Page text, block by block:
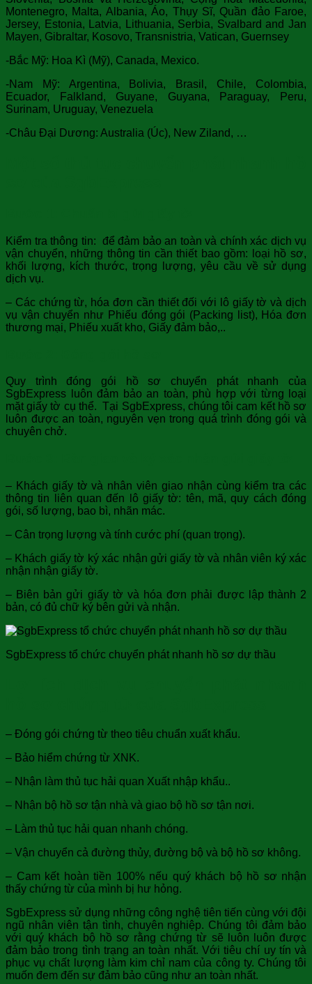
Montenegro, Malta, Albania, Áo, Thụy Sĩ, Quần đảo Faroe,
Jersey, Estonia, Latvia, Lithuania, Serbia, Svalbard and Jan
Mayen, Gibraltar, Kosovo, Transnistria, Vatican, Guernsey
-Bắc Mỹ: Hoa Kì (Mỹ), Canada, Mexico.
-Nam Mỹ: Argentina, Bolivia, Brasil, Chile, Colombia,
Ecuador, Falkland, Guyane, Guyana, Paraguay, Peru,
Surinam, Uruguay, Venezuela
-Châu Đại Dương: Australia (Úc), New Ziland, …
Kiểm tra thông tin: để đảm bảo an toàn và chính xác dịch vụ
vận chuyển, những thông tin cần thiết bao gồm: loại hồ sơ,
khối lượng, kích thước, trọng lượng, yêu cầu về sử dụng
dịch vụ.
– Các chứng từ, hóa đơn cần thiết đối với lô giấy tờ và dịch
vụ vận chuyển như Phiếu đóng gói (Packing list), Hóa đơn
thương mại, Phiếu xuất kho, Giấy đảm bảo,..
Quy trình đóng gói hồ sơ chuyển phát nhanh của
SgbExpress luôn đảm bảo an toàn, phù hợp với từng loại
mặt giấy tờ cụ thể. Tại SgbExpress, chúng tôi cam kết hồ sơ
luôn được an toàn, nguyên vẹn trong quá trình đóng gói và
chuyên chở.
– Khách giấy tờ và nhân viên giao nhận cùng kiểm tra các
thông tin liên quan đến lô giấy tờ: tên, mã, quy cách đóng
gói, số lượng, bao bì, nhãn mác.
– Cân trọng lượng và tính cước phí (quan trọng).
– Khách giấy tờ ký xác nhận gửi giấy tờ và nhân viên ký xác
nhận nhận giấy tờ.
– Biên bản gửi giấy tờ và hóa đơn phải được lập thành 2
bản, có đủ chữ ký bên gửi và nhận.
SgbExpress tổ chức chuyển phát nhanh hồ sơ dự thầu
– Đóng gói chứng từ theo tiêu chuẩn xuất khẩu.
– Bảo hiểm chứng từ XNK.
– Nhận làm thủ tục hải quan Xuất nhập khẩu..
– Nhận bộ hồ sơ tận nhà và giao bộ hồ sơ tận nơi.
– Làm thủ tục hải quan nhanh chóng.
– Vận chuyển cả đường thủy, đường bộ và bộ hồ sơ không.
– Cam kết hoàn tiền 100% nếu quý khách bộ hồ sơ nhận
thấy chứng từ của mình bị hư hỏng.
SgbExpress sử dụng những công nghệ tiên tiến cùng với đội
ngũ nhân viên tận tình, chuyên nghiệp. Chúng tôi đảm bảo
với quý khách bộ hồ sơ rằng chứng từ sẽ luôn luôn được
đảm bảo trong tình trạng an toàn nhất. Với tiêu chí uy tín và
phục vụ chất lượng làm kim chỉ nam của công ty. Chúng tôi
muốn đem đến sự đảm bảo cũng như an toàn nhất.